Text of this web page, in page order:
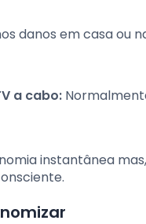
danos em casa ou
a cabo:
instantânea